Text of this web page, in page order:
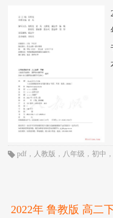
pdf ， 人教版 ， 八年级 ，初中
2022年 鲁教版 高二